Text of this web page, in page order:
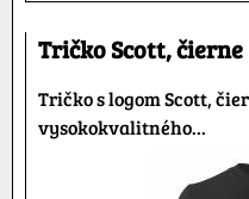
Tričko Scott, čierne
Tričko s logom Scott,
vysokokvalitného...